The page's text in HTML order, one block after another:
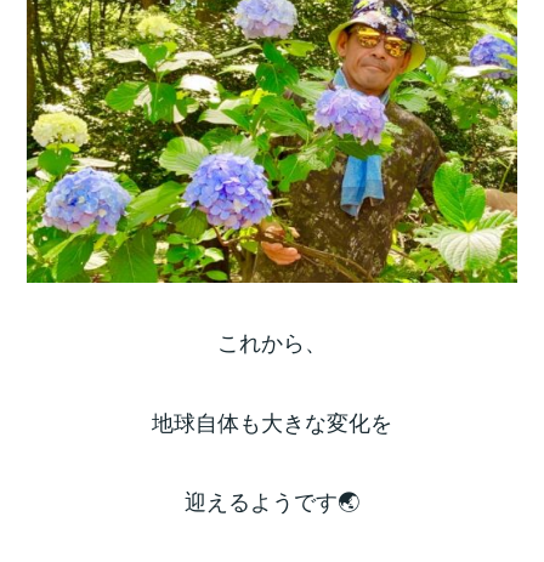
これから、
地球自体も大きな変化を
迎えるようです🌏